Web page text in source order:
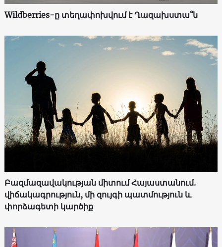
Wildberries-ը տեղափոխվում է Ղազախստա՞ն
Բազմազավակության միտում Հայաստանում.
վիճակագրություն, մի զույգի պատմություն և
փորձագետի կարծիք